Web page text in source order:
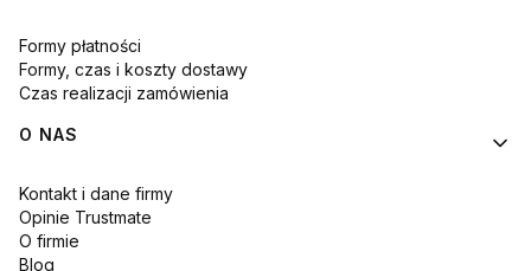
Formy płatności
Formy, czas i koszty dostawy
Czas realizacji zamówienia
O NAS
Kontakt i dane firmy
Opinie Trustmate
O firmie
Blog